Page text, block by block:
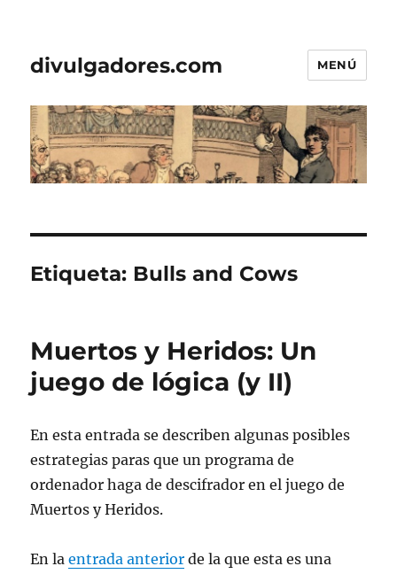
divulgadores.com MENÚ
Etiqueta: Bulls and Cows
Muertos y Heridos: Un
juego de lógica (y II)
En esta entrada se describen algunas posibles
estrategias paras que un programa de
ordenador haga de descifrador en el juego de
Muertos y Heridos.
En laentrada anterior de la que esta es una